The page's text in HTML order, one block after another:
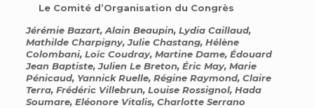
Le Comité d’Organisation du Congrès
Jérémie Bazart, Alain Beaupin, Lydia Caillaud,
Mathilde Charpigny, Julie Chastang, Hélène
Colombani, Loïc Coudray, Martine Dame, Édouard
Jean Baptiste, Julien Le Breton, Éric May, Marie
Pénicaud, Yannick Ruelle, Régine Raymond, Claire
Terra, Frédéric Villebrun, Louise Rossignol, Hada
Soumare, Eléonore Vitalis, Charlotte Serrano